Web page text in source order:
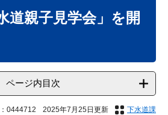
道親子見学会」を開
ページ内目次
0444712 2025年7月25日更新 下水道課